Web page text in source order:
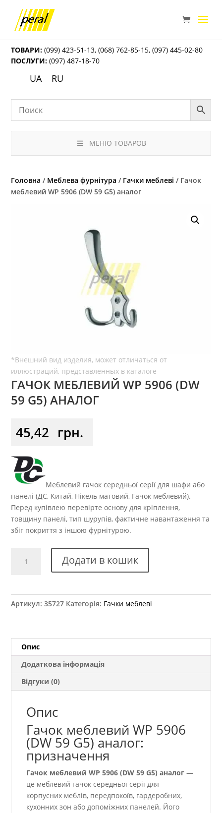
ТОВАРИ: (099) 423-51-13,(068) 762-85-15,(097) 445-02-80
ПОСЛУГИ: (097) 487-18-70
UA RU
МЕНЮ ТОВАРОВ
Головна / Меблева фурнітура / Гачки меблеві / Гачок
меблевий WР 5906 (DW 59 G5) аналог
ГАЧОК МЕБЛЕВИЙ WР 5906 (DW
59 G5) АНАЛОГ
45,42 грн.
Меблевий гачок середньої серії для шафи або
панелі (ДС, Китай, Нікель матовий, Гачок меблевий).
Перед купівлею перевірте основу для кріплення,
товщину панелі, тип шурупів, фактичне навантаження та
збіг покриття з іншою фурнітурою.
меблевий
59
кількість
Додати в кошик
Артикул:35727 Категорія: Гачки меблеві
Опис
Додаткова інформація
Відгуки (0)
Опис
Гачок меблевий WР 5906
(DW 59 G5) аналог:
призначення
Гачок меблевий WР 5906 (DW 59 G5) аналог —
це меблевий гачок середньої серії для
корпусних меблів, передпокоїв, гардеробних,
кухонних зон або допоміжних панелей. Його